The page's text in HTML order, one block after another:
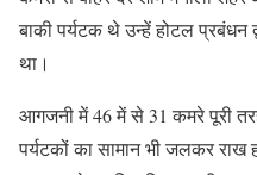
बाकी पर्यटक थे उन्हें होटल प्रबंधन
था।
आगजनी में 46 में से 31 कमरे पूरी
पर्यटकों का सामान भी जलकर